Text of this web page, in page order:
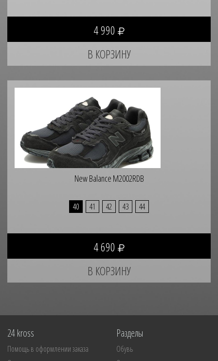
4 990
New Balance M2002RDB
40 41 42 43 44
4 690
24 kross
Помощь в оформлении заказа
Разделы
Обувь